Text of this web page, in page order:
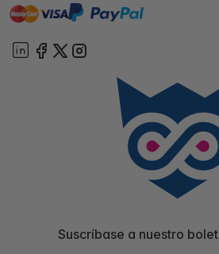
mastervisa paypal
Suscríbase a nuestro